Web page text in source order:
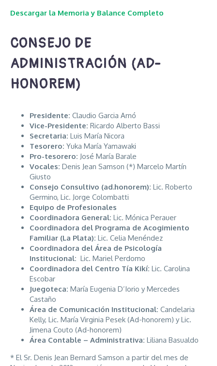
Descargar la Memoria y Balance Completo
CONSEJO DE
ADMINISTRACIÓN (AD-
HONOREM)
Presidente: Claudio Garcia Arnó
Vice-Presidente: Ricardo Alberto Bassi
Secretaria: Luis María Nicora
Tesorero: Yuka María Yamawaki
Pro-tesorero: José María Barale
Vocales: Denis Jean Samson (*) Marcelo Martín
Giusto
Consejo Consultivo (ad.honorem): Lic. Roberto
Germino, Lic. Jorge Colombatti
Equipo de Profesionales
Coordinadora General: Lic. Mónica Perauer
Coordinadora del Programa de Acogimiento
Familiar (La Plata): Lic. Celia Menéndez
Coordinadora del Área de Psicología
Institucional: Lic. Mariel Perdomo
Coordinadora del Centro Tía Kikí: Lic. Carolina
Escobar
Juegoteca: María Eugenia D’Iorio y Mercedes
Castaño
Área de Comunicación Institucional: Candelaria
Kelly, Lic. María Virginia Pesek (Ad-honorem) y Lic.
Jimena Couto (Ad-honorem)
Área Contable – Administrativa: Liliana Basualdo
* El Sr. Denis Jean Bernard Samson a partir del mes de